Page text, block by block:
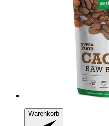
Warenkorb